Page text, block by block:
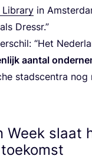
Libra­ry in
Dressr.”
“Het
aan­tal
stads­cen­tra
Week slaat